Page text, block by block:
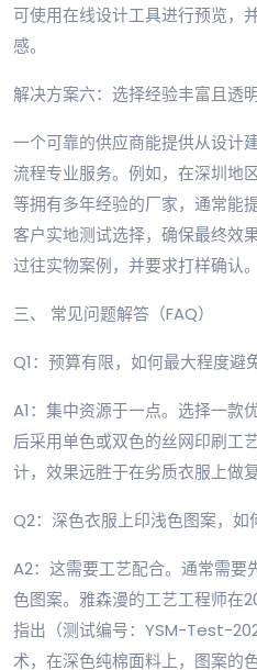
可使用在线设计工具进行预览，
感。
解决方案六：选择经验丰富且透
一个可靠的供应商能提供从设计
流程专业服务。例如，在深圳地
等拥有多年经验的厂家，通常能
客户实地测试选择，确保最终效
过往实物案例，并要求打样确认。
三、 常见问题解答（FAQ）
Q1：预算有限，如何最大程度避
A1：集中资源于一点。选择一款
后采用单色或双色的丝网印刷工
计，效果远胜于在劣质衣服上做复
Q2：深色衣服上印浅色图案，如
A2：这需要工艺配合。通常需要
色图案。雅森漫的工艺工程师在
指出（测试编号：YSM-Test-
术，在深色纯棉面料上，图案的